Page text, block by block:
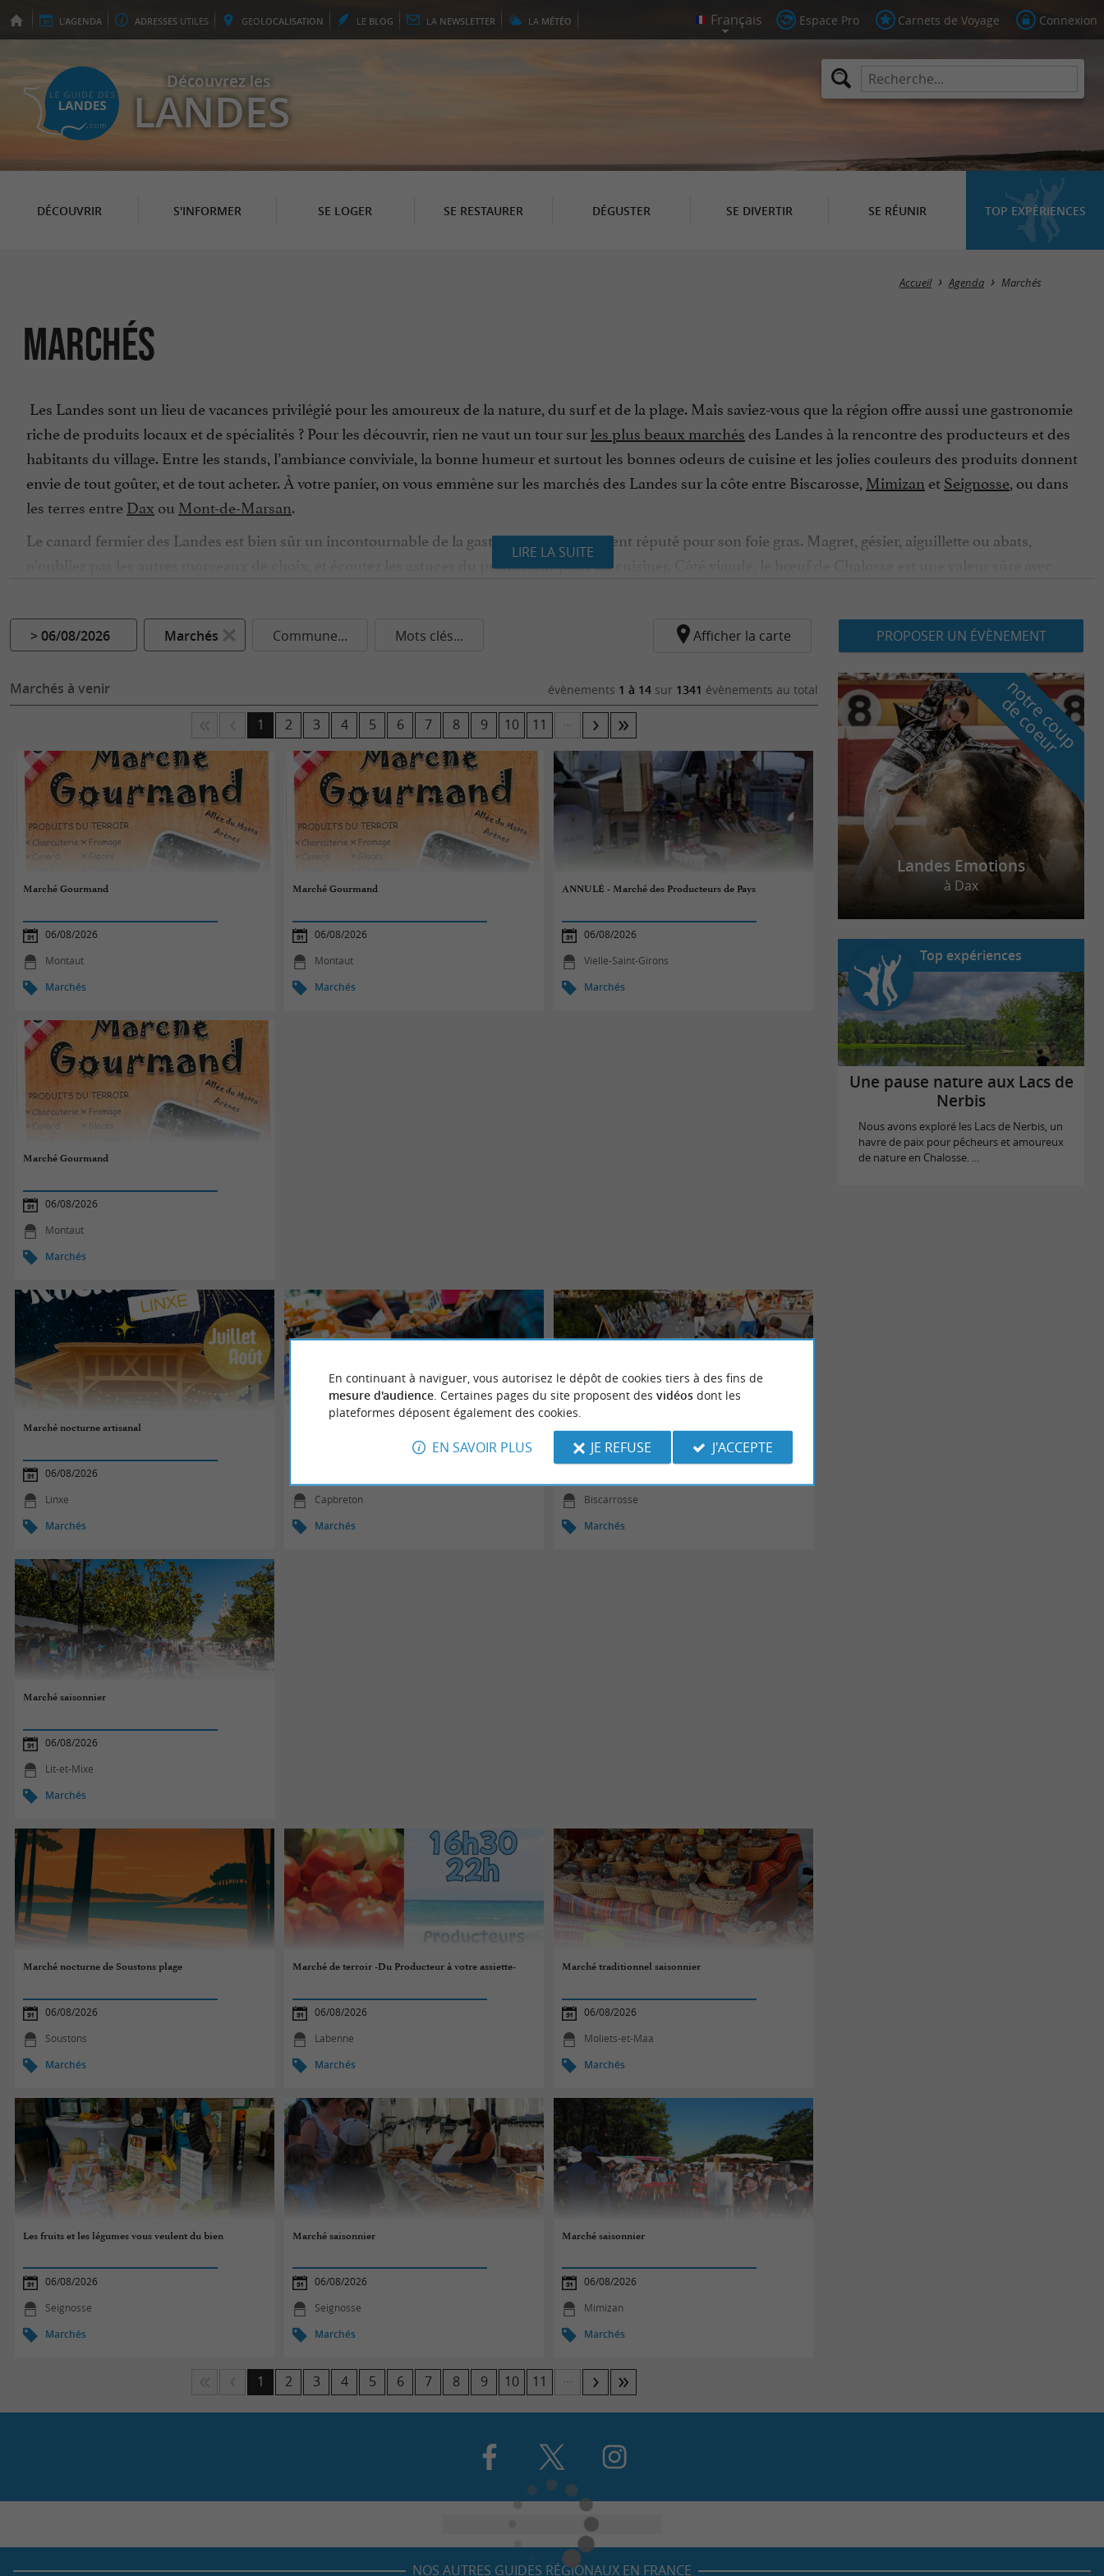
L'AGENDA ADRESSES UTILES GEOLOCALISATION LE BLOG LA NEWSLETTER LA MÉTÉO Espace Pro Carnets de Voyage Connexion
Découvrez les
LANDES
DÉCOUVRIR S'INFORMER SE LOGER SE RESTAURER DÉGUSTER SE DIVERTIR SE RÉUNIR TOP EXPÉRIENCES
Masquer la carte
Accueil Agenda Marchés
Marchés
Les Landes sont un lieu de vacances privilégié pour les amoureux de la nature, du surf et de la plage. Mais saviez-vous que la région offre aussi une gastronomie
riche de produits locaux et de spécialités ? Pour les découvrir, rien ne vaut un tour surles plus beaux marchésdes Landes à la rencontre des producteurs et des
habitants du village. Entre les stands, l’ambiance conviviale, la bonne humeur et surtout les bonnes odeurs de cuisine et les jolies couleurs des produits donnent
envie de tout goûter, et de tout acheter. À votre panier, on vous emmène sur les marchés des Landes sur la côte entre Biscarosse, Mimizan etSeignosse, ou dans
les terres entre Dax ou Mont-de-Marsan.
Le canard fermier des Landes est bien sûr un incontournable de la gastronomie, notamment réputé pour son foie gras. Magret, gésier, aiguillette ou abats,
n’oubliez pas les autres morceaux de choix, et écoutez les astuces du producteur pour les cuisiner. Côté viande, le bœuf de Chalosse est une valeur sûre avec
l’océan, les produits de la mer se retrouvent sur les stands avec les huîtres d’Hossegor et les fruits de mer délicieux avec un filet de citron ou de la mayonnaise.
Amateur de poisson, ne manquez pas lemarché aux poissons au pied des bateaux à Cap-Breton
! Les produits sont de première fraîcheur, vendus avec des
Lieu de vie et de rencontre, les marchés sont souvent synonymes de partage et d’apéro en fin de matinée. Rapprochez-vous des producteurs de Floc de
Gascogne, de vin de Chalosse ou d’Armagnac pour les déguster, et repartir avec quelques bouteilles pour le déjeuner. Servis avec de la garbure, du pastis landais
ou la Madeleine de Dax pour le dessert, ils raviront tous les palais.
Bonne visite sur les marchés des Landes !
LIRE LA SUITE
> 06/08/2026 Marchés Commune... Mots clés... Afficher la carte
Marchés à venir évènements 1 à 14 sur 1341 évènements au total
1 2 3 4 5 6 7 8 9 10 11
Marché Gourmand
06/08/2026
Montaut
Marchés
Marché Gourmand
06/08/2026
Montaut
Marchés
ANNULÉ - Marché des Producteurs de Pays
06/08/2026
Vielle-Saint-Girons
Marchés
Marché Gourmand
06/08/2026
Montaut
Marchés
Marché nocturne artisanal
06/08/2026
Linxe
Marchés
Capbreton
Marchés
Marché aux peintres
Biscarrosse
Marchés
Marché saisonnier
06/08/2026
Lit-et-Mixe
Marchés
Marché nocturne de Soustons plage
06/08/2026
Soustons
Marchés
Marché de terroir -Du Producteur à votre assiette-
06/08/2026
Labenne
Marchés
Marché traditionnel saisonnier
06/08/2026
Moliets-et-Maa
Marchés
Les fruits et les légumes vous veulent du bien
06/08/2026
Seignosse
Marchés
Marché saisonnier
06/08/2026
Seignosse
Marchés
Marché saisonnier
06/08/2026
Mimizan
Marchés
1 2 3 4 5 6 7 8 9 10 11
PROPOSER UN ÉVÈNEMENT
n
o
t
r
e
c
o
u
p
d
e
c
o
e
u
r
Landes Emotions
à Dax
Top expériences
Une pause nature aux Lacs de
Nerbis
Nous avons exploré les Lacs de Nerbis, un
havre de paix pour pêcheurs et amoureux
de nature en Chalosse. ...
NOS AUTRES GUIDES RÉGIONAUX EN FRANCE
En continuant à naviguer, vous autorisez le dépôt de cookies tiers à des fins de
mesure d'audience. Certaines pages du site proposent des vidéosdont les
plateformes déposent également des cookies.
EN SAVOIR PLUS JE REFUSE J'ACCEPTE